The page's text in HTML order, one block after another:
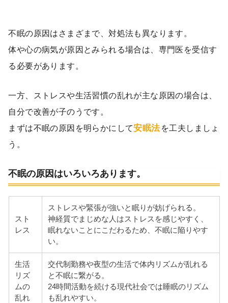
不眠の原因はさまざまで、対処法も異なります。
体や心の病気が原因とみられる場合は、専門医を受信す
る必要があります。
一方、ストレスや生活習慣の乱れが主な原因の場合は、
自分で改善が子のうです。
まずは不眠の原因を明らかにして安眠法を工夫しましょ
う。
不眠の原因はいろいろあります。
スト
レス
ストレスや緊張が強いと眠りが妨げられる。
神経質でまじめな人はストレスを感じやすく、
眠れないことにこだわるため、不眠に陥りやす
い。
生活
リズ
ムの
乱れ
交代制勤務や夜型の生活で体内リズムが乱れる
と不眠に繋がる。
24時間活動を続ける現代社会では睡眠のリズム
も乱れやすい。